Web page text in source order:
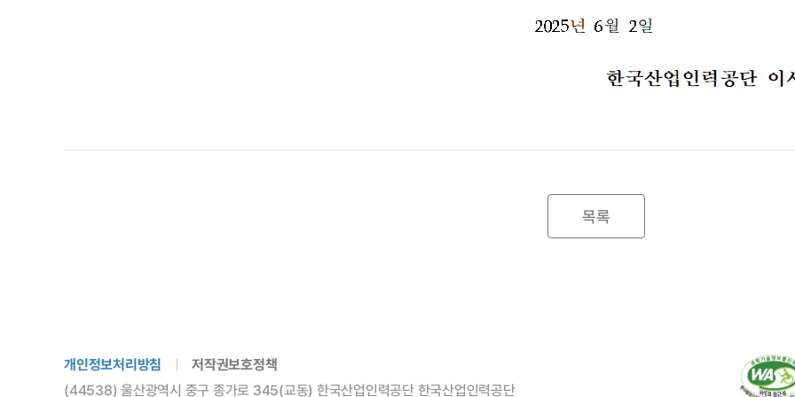
목록
개인정보처리방침
저작권보호정책
(44538) 울산광역시 중구 종가로 345(교동) 한국산업인력공단 한국산업인력공단